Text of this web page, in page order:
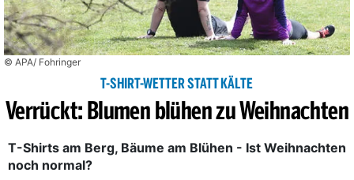
© APA/ Fohringer
T-SHIRT-WETTER STATT KÄLTE
Verrückt: Blumen blühen zu Weihnachten
T-Shirts am Berg, Bäume am Blühen - Ist Weihnachten
noch normal?